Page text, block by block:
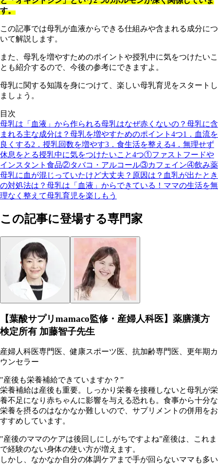
す。
この記事では母乳が血液からできる仕組みや含まれる成分につ
いて解説します。
また、母乳を増やすためのポイントや授乳中に気をつけたいこ
とも紹介するので、今後の参考にできますよ。
母乳に関する知識を身につけて、楽しい母乳育児をスタートし
ましょう。
目次
母乳は「血液」から作られる母乳はなぜ赤くないの？ 母乳に含
まれる主な成分は？ 母乳を増やすためのポイント4つ1．血流を
良くする2．授乳回数を増やす3．食生活を整える4．無理せず
休息をとる授乳中に気をつけたいこと4つ①ファストフードや
インスタント食品②タバコ・アルコール③カフェイン④飲み薬
母乳に血が混じっていたけど大丈夫？原因は？ 血乳が出たとき
の対処法は？ 母乳は「血液」からできている！ママの生活を無
理なく整えて母乳育児を楽しもう
この記事に登場する専門家
【葉酸サプリmamaco監修・産婦人科医】薬膳漢方
検定所有 加藤智子先生
産婦人科医専門医、健康スポーツ医、抗加齢専門医、更年期カ
ウンセラー
"産後も栄養補給できていますか？”
栄養補給は産後も重要。しっかり栄養を接種しないと母乳が栄
養不足になり赤ちゃんに影響を与える恐れも。食事から十分な
栄養を摂るのはなかなか難しいので、サプリメントの併用をお
すすめしています。
"産後のママのケアは後回しにしがちですよね”産後は、これま
で経験のない身体の使い方が増えます。
しかし、なかなか自分の体調ケアまで手が回らないママも多い